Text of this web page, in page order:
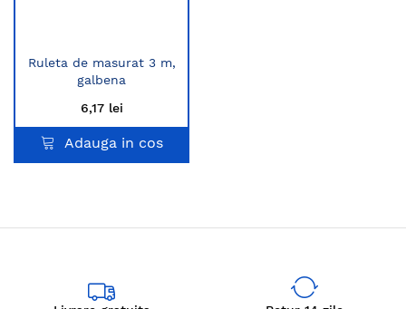
Ruleta de masurat 3 m,
galbena
6,17 lei
Adauga in cos